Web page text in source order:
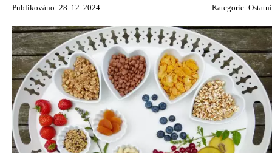
Publikováno: 28. 12. 2024 Kategorie: Ostatní